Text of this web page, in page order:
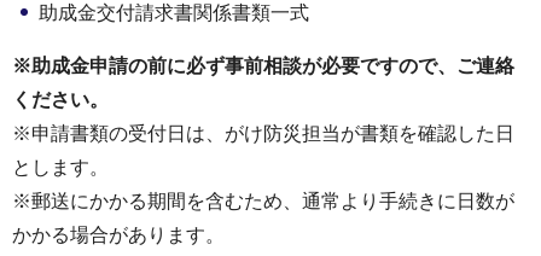
助成金交付請求書関係書類一式
※助成金申請の前に必ず事前相談が必要ですので、ご連絡
ください。
※申請書類の受付日は、がけ防災担当が書類を確認した日
とします。
※郵送にかかる期間を含むため、通常より手続きに日数が
かかる場合があります。